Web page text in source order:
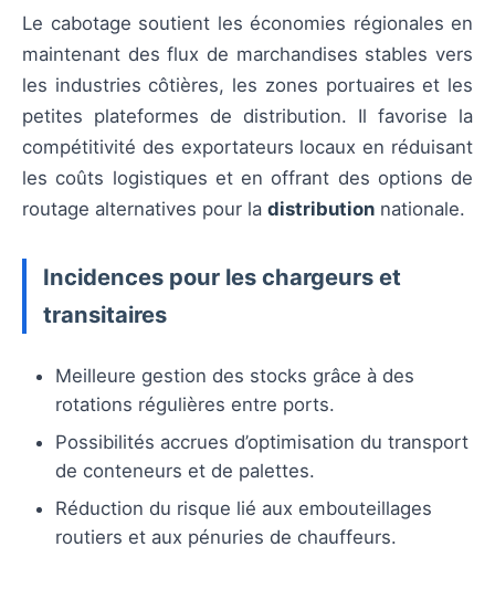
Le cabotage soutient les économies régionales en
maintenant des flux de marchandises stables vers
les industries côtières, les zones portuaires et les
petites plateformes de distribution. Il favorise la
compétitivité des exportateurs locaux en réduisant
les coûts logistiques et en offrant des options de
routage alternatives pour la distribution nationale.
Incidences pour les chargeurs et
transitaires
Meilleure gestion des stocks grâce à des
rotations régulières entre ports.
Possibilités accrues d’optimisation du transport
de conteneurs et de palettes.
Réduction du risque lié aux embouteillages
routiers et aux pénuries de chauffeurs.